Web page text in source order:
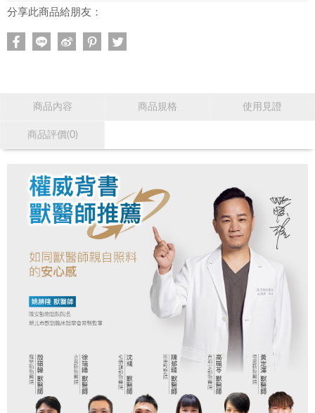
分享此商品給朋友：
商品內容 商品規格 使用見證
商品評價(0)